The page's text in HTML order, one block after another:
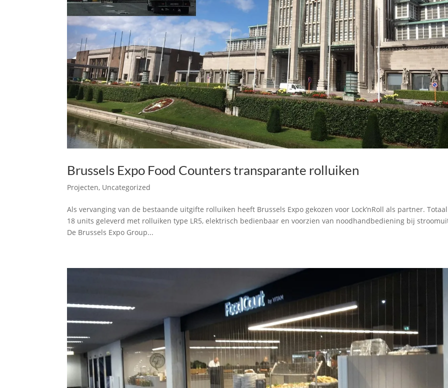
Brussels Expo Food Counters transparante rolluiken
Projecten, Uncategorized
Als vervanging van de bestaande uitgifte rolluiken heeft Brussels Expo gekozen voor Lock’nRoll als partner.
18 units geleverd met rolluiken type LR5, elektrisch bedienbaar en voorzien van noodhandbediening bij
De Brussels Expo Group...